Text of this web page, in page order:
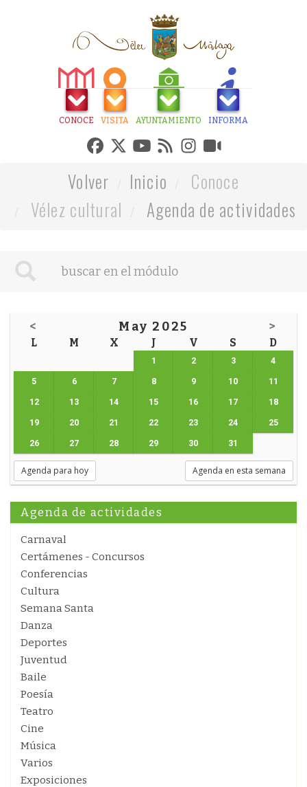
CONOCE VISITA AYUNTAMIENTO INFORMA
Volver Inicio
Conoce
Vélez cultural
Agenda de actividades
< May 2025 >
L M X J V S D
1 2 3 4
5 6 7 8 9 10 11
12 13 14 15 16 17 18
19 20 21 22 23 24 25
26 27 28 29 30 31
Agenda para hoy Agenda en esta semana
Agenda de actividades
Carnaval
Certámenes - Concursos
Conferencias
Cultura
Semana Santa
Danza
Deportes
Juventud
Baile
Poesía
Teatro
Cine
Música
Varios
Exposiciones